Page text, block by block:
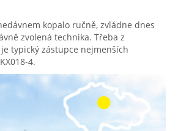
kopalo ručně, zvládne dnes
zvolená technika. Třeba z
typický zástupce nejmenších
4.